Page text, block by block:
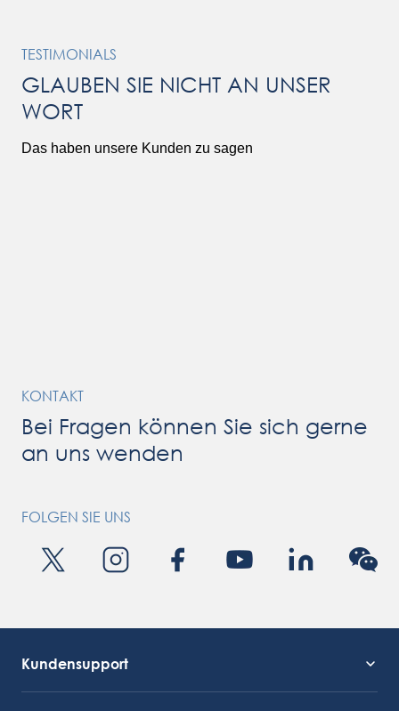
TESTIMONIALS
GLAUBEN SIE NICHT AN UNSER
WORT
Das haben unsere Kunden zu sagen
KONTAKT
Bei Fragen können Sie sich gerne
an uns wenden
FOLGEN SIE UNS
Kundensupport